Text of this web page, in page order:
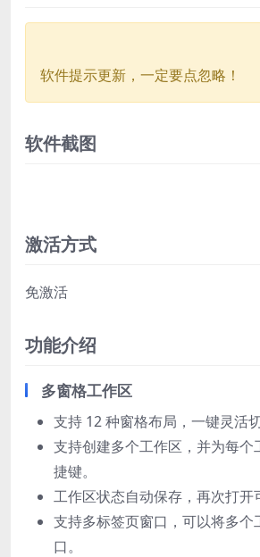
软件提示更新，一定要点忽略！
软件截图
激活方式
免激活
功能介绍
多窗格工作区
支持 12 种窗格布局，一键灵活切
支持创建多个工作区，并为每个
捷键。
工作区状态自动保存，再次打开
支持多标签页窗口，可以将多个
口。